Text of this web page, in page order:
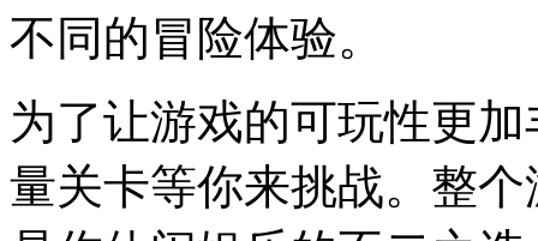
不同的冒险体验。
为了让游戏的可玩性更
量关卡等你来挑战。整